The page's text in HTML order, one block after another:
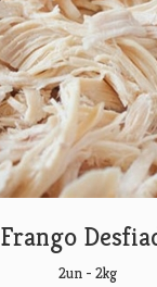
Frango
2un - 2kg